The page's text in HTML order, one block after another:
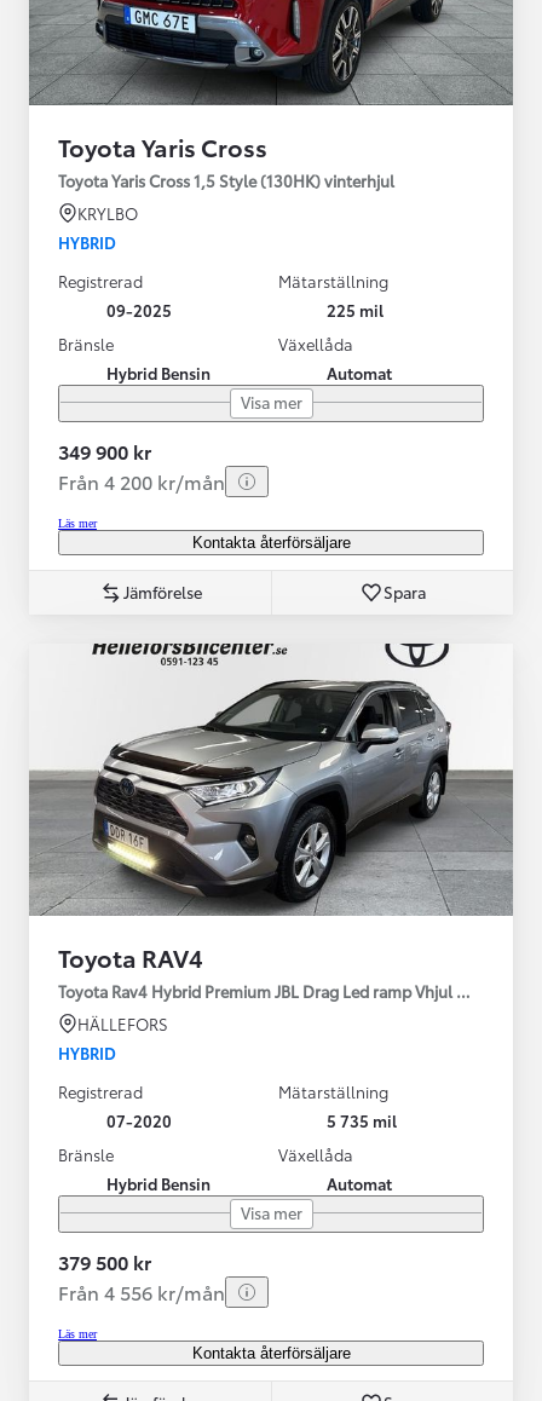
Toyota Yaris Cross
Toyota Yaris Cross 1,5 Style (130HK) vinterhjul
KRYLBO
HYBRID
Registrerad
09-2025
Mätarställning
225 mil
Bränsle
Hybrid Bensin
Växellåda
Automat
Visa mer
349 900 kr
Från 4 200 kr/mån
Läs mer
Kontakta återförsäljare
Jämförelse Spara
Toyota RAV4
Toyota Rav4 Hybrid Premium JBL Drag Led ramp Vhjul motorv
HÄLLEFORS
HYBRID
Registrerad
07-2020
Mätarställning
5 735 mil
Bränsle
Hybrid Bensin
Växellåda
Automat
Visa mer
379 500 kr
Från 4 556 kr/mån
Läs mer
Kontakta återförsäljare